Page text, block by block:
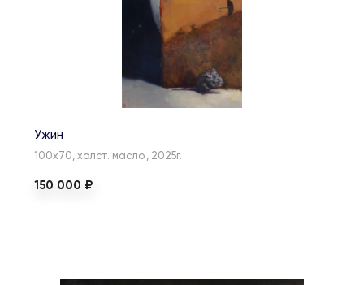
Ужин
100х70, холст. масло., 2025г.
150 000 ₽